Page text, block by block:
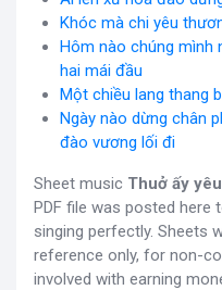
Khóc mà chi yêu
Hôm nào chúng mình
hai mái đầu
Một chiều lang thang
Ngày nào dừng chân
đào vương lối đi
Sheet music Thuở ấy
PDF file was posted
singing perfectly. Sheets
reference only, for non-
involved with earning